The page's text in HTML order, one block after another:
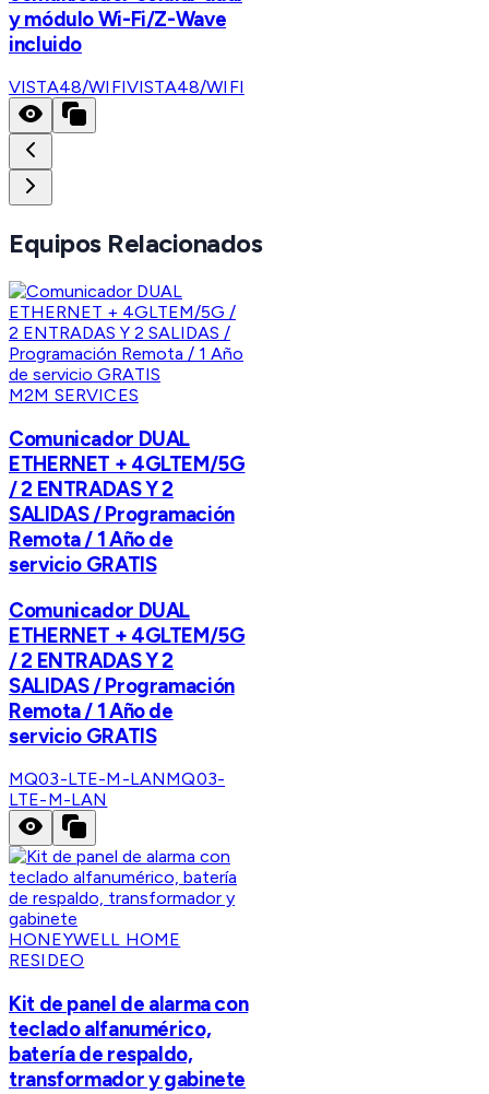
y módulo Wi-Fi/Z-Wave
incluido
VISTA48/WIFIVISTA48/WIFI
Equipos Relacionados
M2M SERVICES
Comunicador DUAL
ETHERNET + 4GLTEM/5G
/ 2 ENTRADAS Y 2
SALIDAS / Programación
Remota / 1 Año de
servicio GRATIS
Comunicador DUAL
ETHERNET + 4GLTEM/5G
/ 2 ENTRADAS Y 2
SALIDAS / Programación
Remota / 1 Año de
servicio GRATIS
MQ03-LTE-M-LANMQ03-
LTE-M-LAN
HONEYWELL HOME
RESIDEO
Kit de panel de alarma con
teclado alfanumérico,
batería de respaldo,
transformador y gabinete